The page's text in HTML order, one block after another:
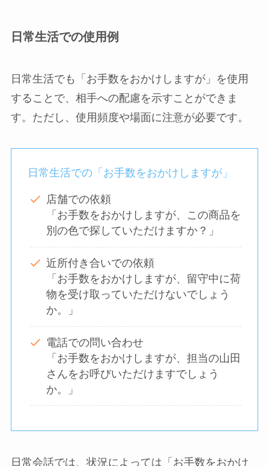
日常生活での使用例
日常生活でも「お手数をおかけしますが」を使用
することで、相手への配慮を示すことができま
す。ただし、使用頻度や場面に注意が必要です。
日常生活での「お手数をおかけしますが」
店舗での依頼
「お手数をおかけしますが、この商品を
別の色で探していただけますか？」
近所付き合いでの依頼
「お手数をおかけしますが、留守中に荷
物を受け取っていただけないでしょう
か。」
電話での問い合わせ
「お手数をおかけしますが、担当の山田
さんをお呼びいただけますでしょう
か。」
日常会話では、状況によっては「お手数をおかけ